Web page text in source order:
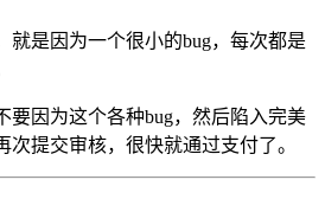
就是因为一个很小的bug，每次都是
要因为这个各种bug，然后陷入完美
次提交审核，很快就通过支付了。